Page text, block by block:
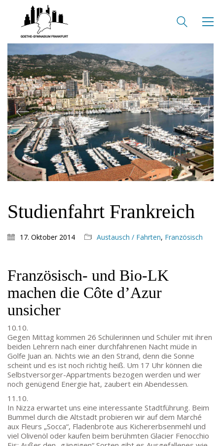
Studienfahrt Frankreich
17. Oktober 2014 Austausch / Fahrten, Französisch
Französisch- und Bio-LK
machen die Côte d’Azur
unsicher
10.10.
Gegen Mittag kommen 26 Schülerinnen und Schüler mit ihren
beiden Lehrern nach einer durchfahrenen Nacht müde in
Golfe Juan an. Nichts wie an den Strand, denn die Sonne
scheint und es ist noch richtig heiß. Um 17 Uhr können die
Selbstversorger-Appartments bezogen werden und wer
noch genügend Energie hat, zaubert ein Abendessen.
11.10.
In Nizza erwartet uns eine interessante Stadtführung. Beim
Bummel durch die Altstadt probieren wir auf dem Marché
aux Fleurs „Socca“, Fladenbrote aus Kichererbsenmehl und
viel Olivenöl oder kaufen beim berühmten Glacier Fenocchio
Goethe-Gymnasium
Friedrich-Ebert-Anlage 22